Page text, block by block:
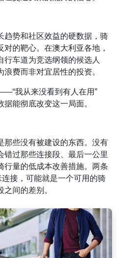
趋势和社区效益的硬数据，骑
的靶心。在澳大利亚各地，
车道为竞选纲领的候选人
费而非对宜居性的投资。
我从来没看到有人在用”
能彻底改变这一局面。
那些没有被建设的东西。没有
错过那些连接段、最后一公里
行量的低成本改善措施。两条
接，可能就是一个可用的骑
间的差别。